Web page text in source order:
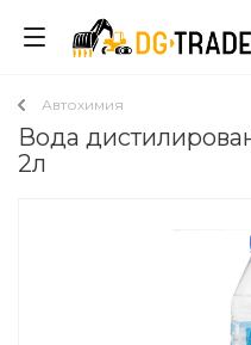
Автохимия
Вода
2л